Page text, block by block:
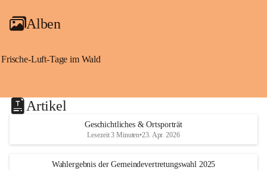
Alben
Frische-Luft-Tage im Wald
Artikel
Geschichtliches & Ortsporträt
Lesezeit 3 Minuten•23. Apr. 2026
Wahlergebnis der Gemeindevertretungswahl 2025